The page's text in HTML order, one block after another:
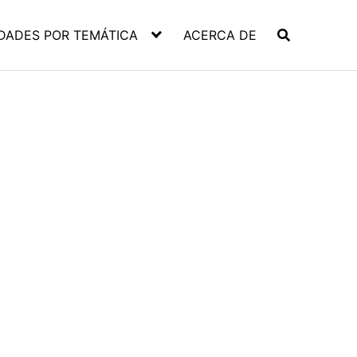
POR TEMÁTICA ACERCA DE